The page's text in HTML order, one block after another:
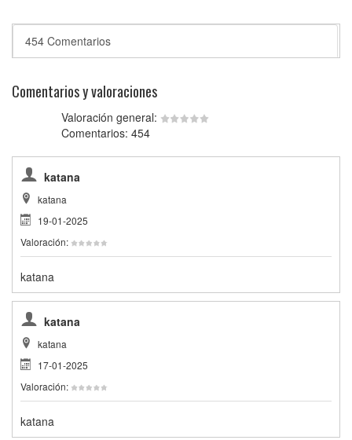
454 Comentarios
Comentarios y valoraciones
Valoración general:
Comentarios: 454
katana
katana
19-01-2025
Valoración:
katana
katana
katana
17-01-2025
Valoración:
katana